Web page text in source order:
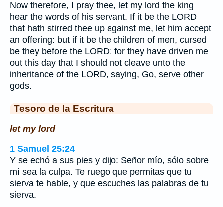
Now therefore, I pray thee, let my lord the king
hear the words of his servant. If it be the LORD
that hath stirred thee up against me, let him accept
an offering: but if it be the children of men, cursed
be they before the LORD; for they have driven me
out this day that I should not cleave unto the
inheritance of the LORD, saying, Go, serve other
gods.
Tesoro de la Escritura
let my lord
1 Samuel 25:24
Y se echó a sus pies y dijo: Señor mío, sólo sobre
mí sea la culpa. Te ruego que permitas que tu
sierva te hable, y que escuches las palabras de tu
sierva.